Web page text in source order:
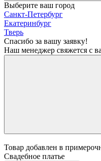
Выберите ваш город
Санкт-Петербург
Екатеринбург
Тверь
Спасибо за вашу заявку!
Наш менеджер свяжется с
Товар добавлен в
Свадебное платье